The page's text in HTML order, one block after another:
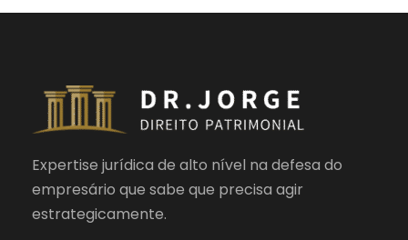
Expertise jurídica de alto nível na defesa do
empresário que sabe que precisa agir
estrategicamente.